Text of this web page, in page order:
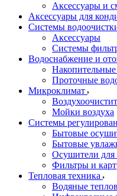
Аксессуары и
Аксессуары для
Системы
Аксессуары
Системы
Водоснабжение и
Накопительные
Проточные
Микроклимат
Мойки воздуха
Системы
Бытовые
Бытовые
Осушители для
Фильтры и
Тепловая техника
Водяные